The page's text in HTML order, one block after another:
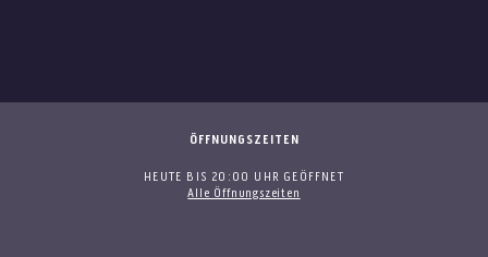
ÖFFNUNGSZEITEN
HEUTE BIS 20:00 UHR GEÖFFNET
Alle Öffnungszeiten